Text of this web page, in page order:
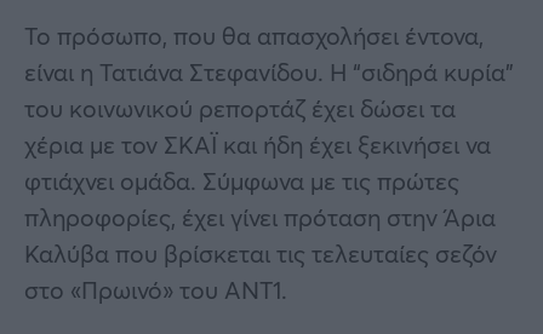
Το πρόσωπο, που θα απασχολήσει έντονα,
είναι η Τατιάνα Στεφανίδου. Η “σιδηρά κυρία”
του κοινωνικού ρεπορτάζ έχει δώσει τα
χέρια με τον ΣΚΑΪ και ήδη έχει ξεκινήσει να
φτιάχνει ομάδα. Σύμφωνα με τις πρώτες
πληροφορίες, έχει γίνει πρόταση στην Άρια
Καλύβα που βρίσκεται τις τελευταίες σεζόν
στο «Πρωινό» του ΑΝΤ1.